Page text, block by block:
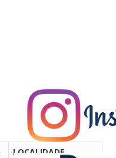
LOCALIDADE